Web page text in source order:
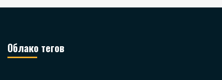
Облако тегов